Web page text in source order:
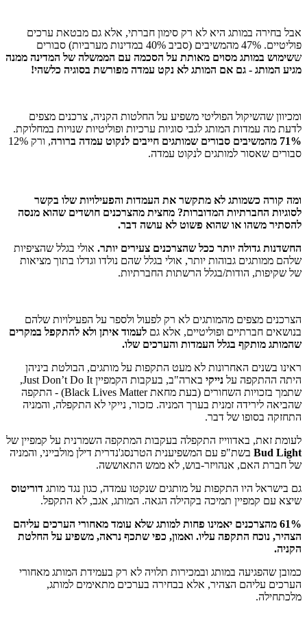
אבל בחירה במותג היא לא רק סימון חברתי, אלא גם מבטאת ערכים
פוליטיים. 47% מהמשיבים (סביב 40% במדינות מערביות) סבורים
ששימוש במותג מסוים מאותת על הסכמה עם הממשלה של המדינה ממנה
מגיע המותג - גם אם המותג לא נקט עמדה מפורשת בסוגיה כלשהי!
ומכיוון שהשיקול הפוליטי משפיע על החלטות הקניה, צרכנים מצפים
לדעת מה עמדות המותג לגבי סוגיות ערכיות ופוליטיות שנויות במחלוקת.
71% מהמשיבים סבורים שמותגים חייבים לנקוט עמדה ברורה
, ורק 12%
סבורים שאסור למותגים לנקוט עמדה.
ומה קורה כשמותג לא מתקשר את העמדות והפעילויות שלו בקשר
לסוגיות החברתיות המדוברות? מחצית מהצרכנים חושדים שהוא מנסה
להסתיר משהו או שהוא פשוט לא עושה דבר.
החשדנות גדולה יותר ככל שהצרכנים צעירים יותר. אולי בגלל שהציפיות
שלהם ממותגים גבוהות יותר, אולי בגלל שהם נולדו וגדלו בתוך מציאות
של שקיפות, הודות/בגלל הרשתות החברתיות.
הצרכנים מצפים מהמותגים לא רק לפעול ולספר על הפעילויות שלהם
בנושאים חברתיים ופוליטיים, אלא גם לעמוד איתן ולא להתקפל במקרים
שהמותג מותקף בגלל העמדות והערכים שלו.
ראינו בשנים האחרונות לא מעט התקפות על מותגים, הבולטת ביניהן
היתה ההתקפה על נייקי
בארה"ב, בעקבות הקמפיין Just Don’t Do It,
שתמך בזכויות השחורים (בעת מחאת Black Lives Matter) - התקפה
שהביאה לירידה זמנית בערך המניה. כזכור, נייקי לא התקפלה, והמניה
התחזקה בסופו של דבר.
לעומת זאת, באדווייז התקפלה בעקבות המתקפה השמרנית על קמפיין של
Bud Light בשת"פ עם המשפיענית הטרנסג'נדרית דילן מולבייני, והמניה
של חברת האם, אנהויזר-בוש, לא ממש התאוששה.
גם בישראל היו התקפות על מותגים שנקטו עמדה, כגון נגד מותג דוריטוס
שיצא עם קמפיין תמיכה בקהילה הגאה. המותג, אגב, לא התקפל.
61% מהצרכנים יאמינו פחות למותג שלא עומד מאחורי הערכים עליהם
הצהיר, נוכח התקפה עליו. ואמון, כפי שתכף נראה, משפיע על החלטת
הקניה.
כמובן שהפגיעה במותג ובמכירות תלויה לא רק בעמידת המותג מאחורי
הערכים עליהם הצהיר, אלא בבחירה בערכים מתאימים למותג,
מלכתחילה.